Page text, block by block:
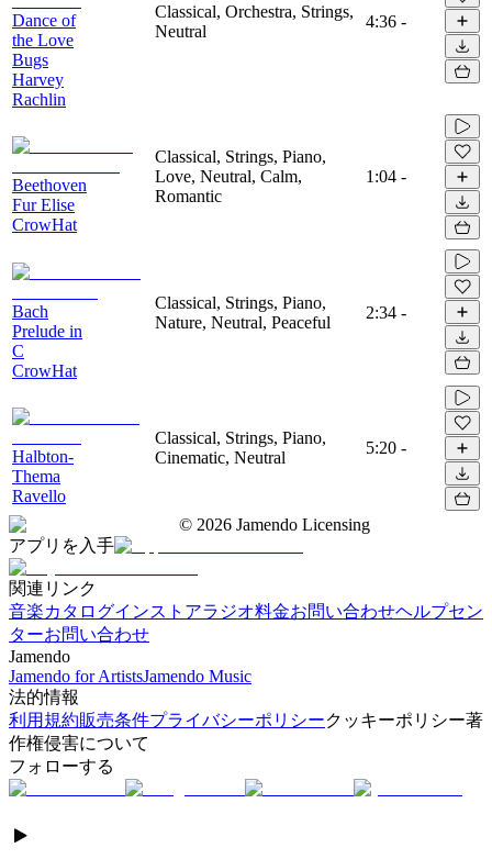
Dance of
the Love
Bugs
Harvey
Rachlin
Classical, Orchestra, Strings,
Neutral
4:36 -
Beethoven
Fur Elise
CrowHat
Classical, Strings, Piano,
Love, Neutral, Calm,
Romantic
1:04 -
Bach
Prelude in
C
CrowHat
Classical, Strings, Piano,
Nature, Neutral, Peaceful
2:34 -
Halbton-
Thema
Ravello
Classical, Strings, Piano,
Cinematic, Neutral
5:20 -
© 2026 Jamendo Licensing
アプリを入手
関連リンク
音楽カタログインストアラジオ料金お問い合わせヘルプセン
ターお問い合わせ
Jamendo
Jamendo for ArtistsJamendo Music
法的情報
利用規約販売条件プライバシーポリシークッキーポリシー著
作権侵害について
フォローする